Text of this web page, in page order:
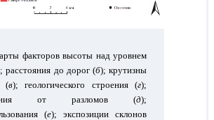
факторов высоты над уровнем
расстояния до дорог (б); крутизны
(в); геологического строения (г);
от разломов (д);
(е); экспозиции склонов